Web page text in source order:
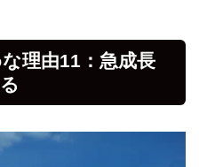
理由11：急成長